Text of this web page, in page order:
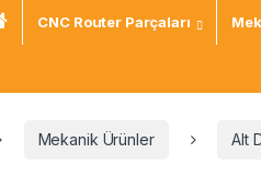
CNC Router Parçaları
Mekanik Ürünler Alt